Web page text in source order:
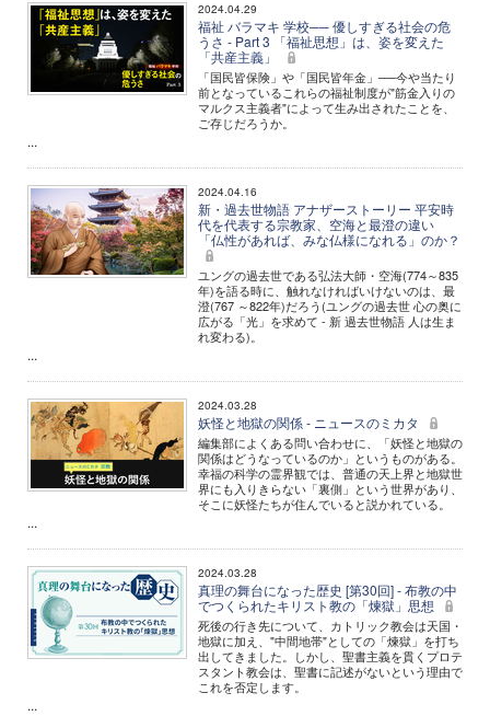
2024.04.29
福祉 バラマキ 学校── 優しすぎる社会の危
うさ - Part 3 「福祉思想」は、姿を変えた
「共産主義」
「国民皆保険」や「国民皆年金」──今や当たり
前となっているこれらの福祉制度が"筋金入りの
マルクス主義者"によって生み出されたことを、
ご存じだろうか。
...
2024.04.16
新・過去世物語 アナザーストーリー 平安時
代を代表する宗教家、空海と最澄の違い
「仏性があれば、みな仏様になれる」のか？
ユングの過去世である弘法大師・空海(774～835
年)を語る時に、触れなければいけないのは、最
澄(767 ～822年)だろう(ユングの過去世 心の奥に
広がる「光」を求めて - 新 過去世物語 人は生ま
れ変わる)。
...
2024.03.28
妖怪と地獄の関係 - ニュースのミカタ
編集部によくある問い合わせに、「妖怪と地獄の
関係はどうなっているのか」というものがある。
幸福の科学の霊界観では、普通の天上界と地獄世
界にも入りきらない「裏側」という世界があり、
そこに妖怪たちが住んでいると説かれている。
...
2024.03.28
真理の舞台になった歴史 [第30回] - 布教の中
でつくられたキリスト教の「煉獄」思想
死後の行き先について、カトリック教会は天国・
地獄に加え、"中間地帯"としての「煉獄」を打ち
出してきました。しかし、聖書主義を貫くプロテ
スタント教会は、聖書に記述がないという理由で
これを否定します。
...